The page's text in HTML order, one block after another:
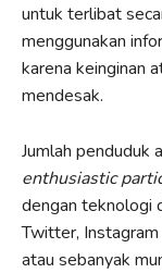
untuk terlibat
menggunakan
karena keinginan
mendesak.
Jumlah penduduk
enthusiastic
dengan teknologi
Twitter,
atau sebanyak